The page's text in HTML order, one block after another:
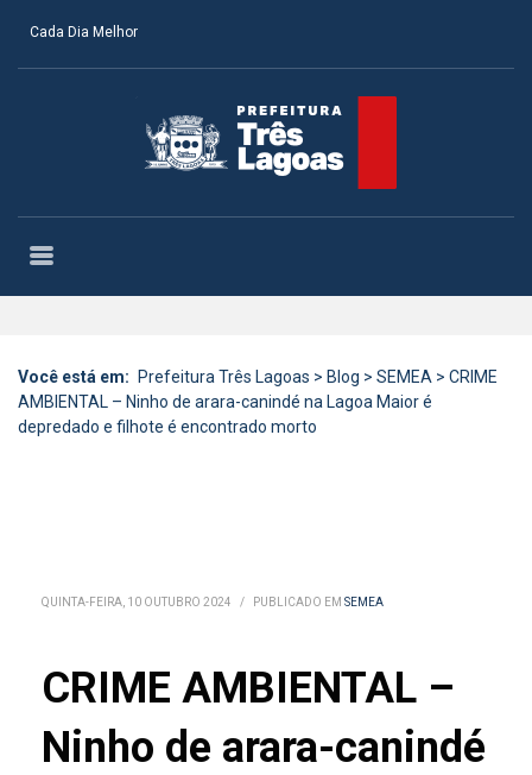
Cada Dia Melhor
Você está em: Prefeitura Três Lagoas > Blog > SEMEA > CRIME
AMBIENTAL – Ninho de arara-canindé na Lagoa Maior é
depredado e filhote é encontrado morto
QUINTA-FEIRA, 10 OUTUBRO 2024 / PUBLICADO EM SEMEA
CRIME AMBIENTAL –
Ninho de arara-canindé